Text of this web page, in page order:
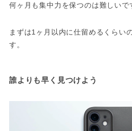
何ヶ月も集中力を保つのは難しいで
まずは1ヶ月以内に仕留めるくらい
す。
誰よりも早く見つけよう